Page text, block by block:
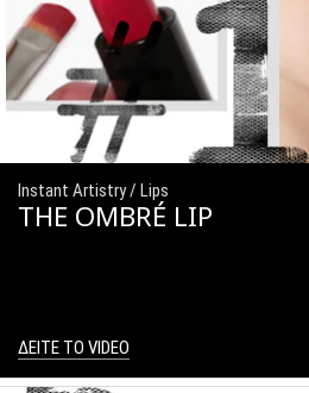
Instant Artistry / Lips
THE OMBRÉ LIP
ΔΕΙΤΕ ΤΟ VIDEO